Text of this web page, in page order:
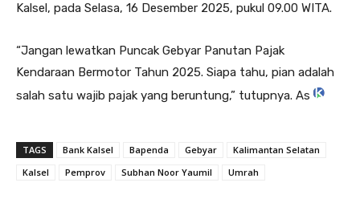
Kalsel, pada Selasa, 16 Desember 2025, pukul 09.00 WITA.
“Jangan lewatkan Puncak Gebyar Panutan Pajak
Kendaraan Bermotor Tahun 2025. Siapa tahu, pian adalah
salah satu wajib pajak yang beruntung,” tutupnya. As
TAGS Bank Kalsel Bapenda Gebyar
Kalimantan Selatan
Kalsel
Pemprov Subhan Noor Yaumil Umrah